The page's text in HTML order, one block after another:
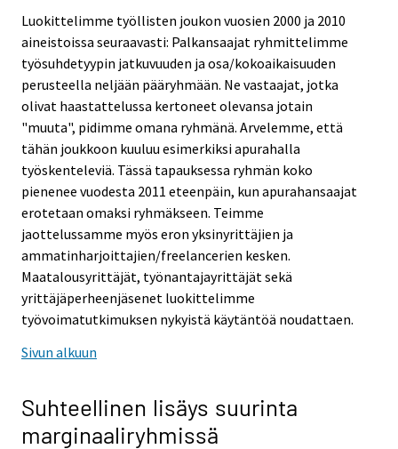
Luokittelimme työllisten joukon vuosien 2000 ja 2010
aineistoissa seuraavasti: Palkansaajat ryhmittelimme
työsuhdetyypin jatkuvuuden ja osa/kokoaikaisuuden
perusteella neljään pääryhmään. Ne vastaajat, jotka
olivat haastattelussa kertoneet olevansa jotain
"muuta", pidimme omana ryhmänä. Arvelemme, että
tähän joukkoon kuuluu esimerkiksi apurahalla
työskenteleviä. Tässä tapauksessa ryhmän koko
pienenee vuodesta 2011 eteenpäin, kun apurahansaajat
erotetaan omaksi ryhmäkseen. Teimme
jaottelussamme myös eron yksinyrittäjien ja
ammatinharjoittajien/freelancerien kesken.
Maatalousyrittäjät, työnantajayrittäjät sekä
yrittäjäperheenjäsenet luokittelimme
työvoimatutkimuksen nykyistä käytäntöä noudattaen.
Sivun alkuun
Suhteellinen lisäys suurinta
marginaaliryhmissä